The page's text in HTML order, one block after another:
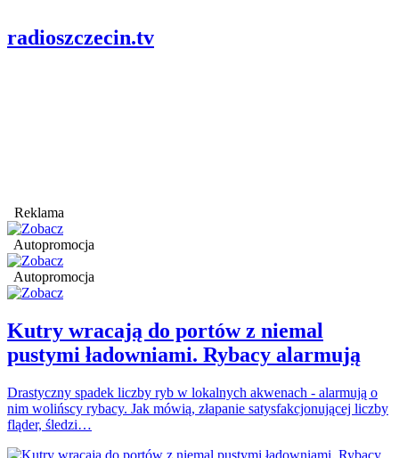
radioszczecin.tv
Reklama
Autopromocja
Autopromocja
Kutry wracają do portów z niemal
pustymi ładowniami. Rybacy alarmują
Drastyczny spadek liczby ryb w lokalnych akwenach - alarmują o
nim wolińscy rybacy. Jak mówią, złapanie satysfakcjonującej liczby
fląder, śledzi…